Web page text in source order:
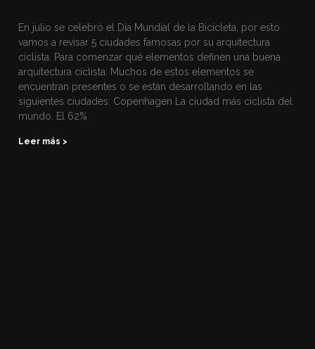
En julio se celebró el Día Mundial de la Bicicleta, por esto
vamos a revisar 5 ciudades famosas por su arquitectura
ciclista. Para comenzar qué elementos definen una buena
arquitectura ciclista: Muchos de estos elementos se
encuentran presentes o se están desarrollando en las
siguientes ciudades: Copenhagen La ciudad más ciclista del
mundo. El 62%
Leer más >